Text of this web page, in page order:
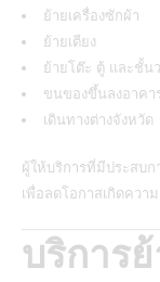
ย้ายเครื่องซักผ้า
ย้ายเตียง
ย้ายโต๊ะ ตู้ และชั้น
ขนของขึ้นลงอาคา
เดินทางต่างจังหวัด
ผู้ให้บริการที่มีประสบก
เพื่อลดโอกาสเกิดควา
บริการ